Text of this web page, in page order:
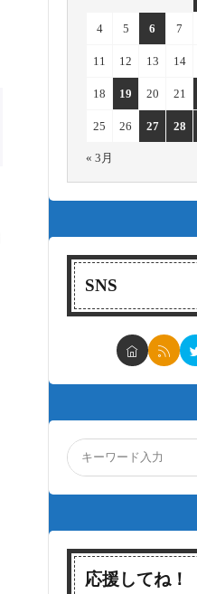
4 5 6 7
11 12 13 14
18 19 20 21
25 26 27 28
« 3月
SNS
応援してね！